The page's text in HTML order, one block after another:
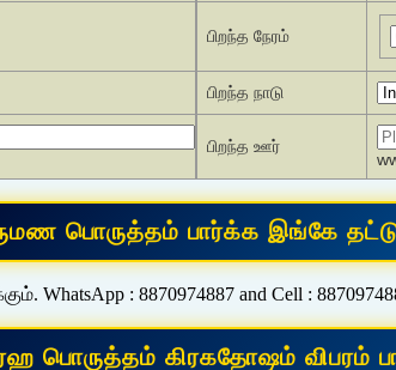
பிறந்த நேரம்
பிறந்த நாடு
பிறந்த ஊர்
WhatsApp : 8870974887 and Cell :